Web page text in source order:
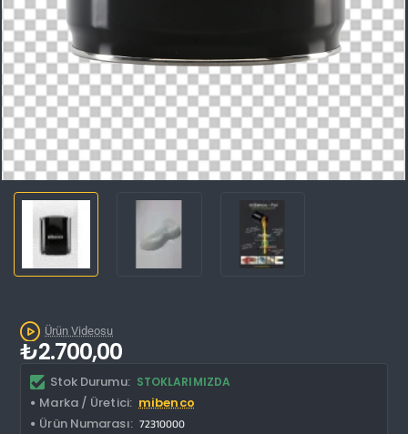
Ürün Videosu
Stok Durumu: STOKLARIMIZDA
Marka / Üretici: mibenco
Ürün Numarası: 72310000
₺2.700,00